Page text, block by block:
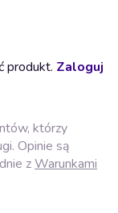
produkt. Zaloguj
którzy
Opinie są
zWarunkami